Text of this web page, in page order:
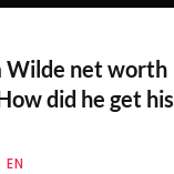
Wilde net worth
did he get his
EN